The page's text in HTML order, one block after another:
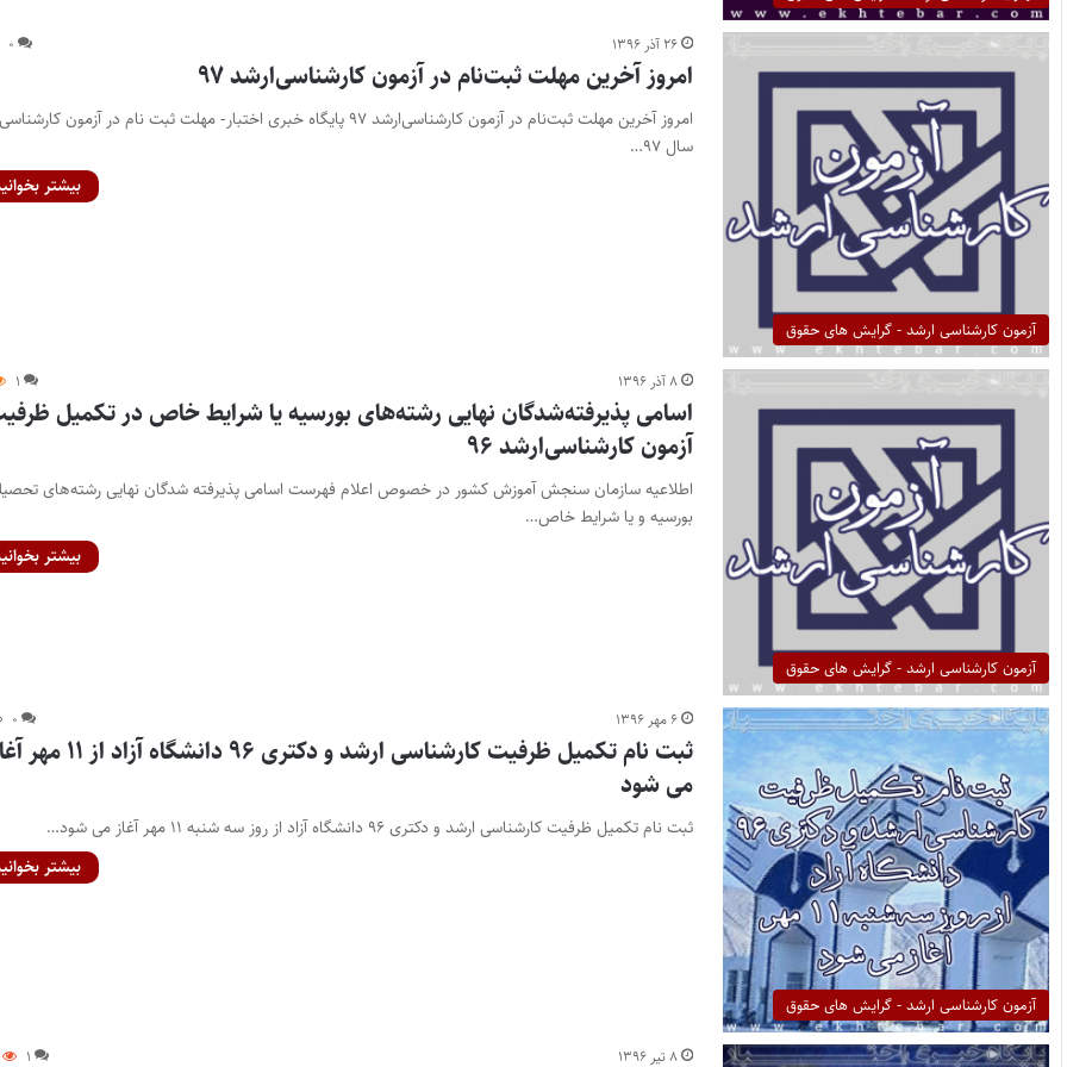
آزمون کارشناسی ارشد - گرایش های حقوق
۲۶ آذر ۱۳۹۶ ۰
امروز آخرین مهلت ثبت‌نام در آزمون کارشناسی‌ارشد ۹۷
امروز آخرین مهلت ثبت‌نام در آزمون کارشناسی‌ارشد ۹۷ پایگاه خبری اختبار- مهلت ثبت نام در آزمون
سال ۹۷…
بیشتر
آزمون کارشناسی ارشد - گرایش های حقوق
۸ آذر ۱۳۹۶ ۱
اسامی پذیرفته‌شدگان نهایی رشته‌های بورسیه یا شرایط خاص در تکمیل
آزمون کارشناسی‌ارشد ۹۶
اطلاعیه سازمان سنجش آموزش کشور در خصوص اعلام فهرست اسامی پذیرفته شدگان نهایی رشته‌های
بورسیه و یا شرایط خاص…
بیشتر
آزمون کارشناسی ارشد - گرایش های حقوق
۶ مهر ۱۳۹۶ ۰
ثبت نام تکمیل ظرفیت کارشناسی ارشد و دکتری ۹۶ دانشگاه
می شود
ثبت نام تکمیل ظرفیت کارشناسی ارشد و دکتری ۹۶ دانشگاه آزاد از روز سه شنبه ۱۱ مهر آغاز می شود…
بیشتر
۸ تیر ۱۳۹۶ ۱